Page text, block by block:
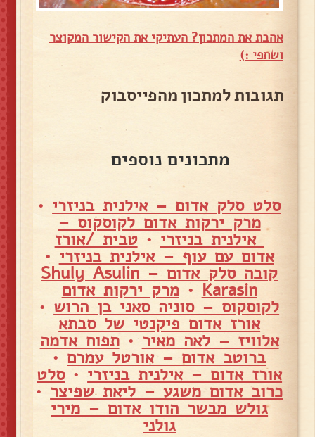
אהבת את המתכון? העתיקי את הקישור המקוצר
ושתפי :)
תגובות למתכון מהפייסבוק
מתכונים נוספים
סלט סלק אדום – אילנית בניזרי •
מרק ירקות אדום לקוסקוס –
אילנית בניזרי •טבית /אורז
אדום עם עוף – אילנית בניזרי •
קובה סלק אדום – Shuly Asulin
Karasin
•מרק ירקות אדום
לקוסקוס – סוניה סאני בן הרוש •
אורז אדום פיקנטי של סבתא
אלוויז – לאה מאיר•תפוח אדמה
ברוטב אדום – אורטל עמרם •
אורז אדום – אילנית בניזרי •סלט
כרוב אדום משגע – ליאת שפיצר •
גולש מבשר הודו אדום – מירי
גולני